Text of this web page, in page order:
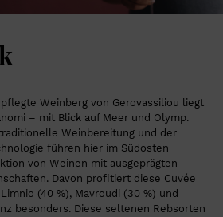
Weinberg von Gerovassiliou liegt
– mit Blick auf Meer und Olymp.
Weinbereitung und der
führen hier im Südosten
von Weinen mit ausgeprägten
Davon profitiert diese Cuvée
(40 %), Mavroudi (30 %) und
besonders. Diese seltenen Rebsorten